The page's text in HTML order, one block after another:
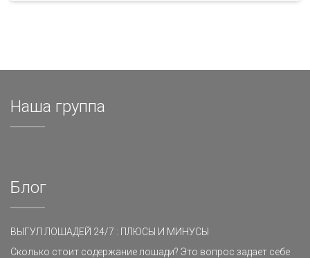
Наша группа
Блог
ВЫГУЛ ЛОШАДЕЙ 24/7 : ПЛЮСЫ И МИНУСЫ
Сколько стоит содержание лошади? Это вопрос задает себе